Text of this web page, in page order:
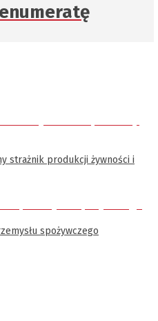
strażnik produkcji żywności i
spożywczego